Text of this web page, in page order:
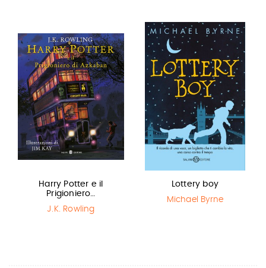
Harry Potter e il
Prigioniero…
J.K. Rowling
Lottery boy
Michael Byrne